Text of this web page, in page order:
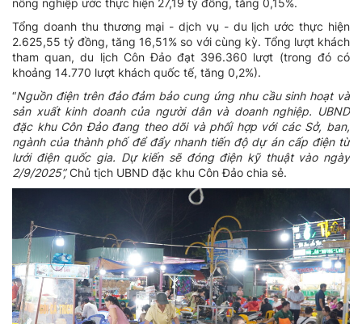
nông nghiệp ước thực hiện 27,19 tỷ đồng, tăng 0,15%.
Tổng doanh thu thương mại - dịch vụ - du lịch ước thực hiện
2.625,55 tỷ đồng, tăng 16,51% so với cùng kỳ. Tổng lượt khách
tham quan, du lịch Côn Đảo đạt 396.360 lượt (trong đó có
khoảng 14.770 lượt khách quốc tế, tăng 0,2%).
“Nguồnđiện trên đảo đảm bảo cung ứng nhu cầu sinh hoạt và
sản xuất kinh doanh của người dân và doanh nghiệp. UBND
đặc khu Côn Đảo đang theo dõi và phối hợp với các Sở, ban,
ngành của thành phố để đẩy nhanh tiến độ dự án cấp điện từ
lưới điện quốc gia. Dự kiến sẽ đóng điện kỹ thuật vào ngày
2/9/2025”,Chủ tịch UBND đặc khu Côn Đảo chia sẻ.